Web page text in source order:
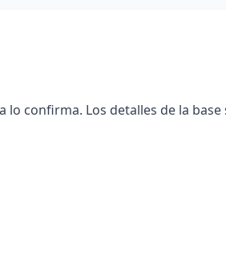
confirma. Los detalles de la